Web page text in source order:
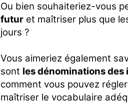
Ou bien souhaiteriez-vous
futur et maîtriser plus que
jours ?
Vous aimeriez également
sont les dénominations
comment vous pouvez
maîtriser le vocabulaire